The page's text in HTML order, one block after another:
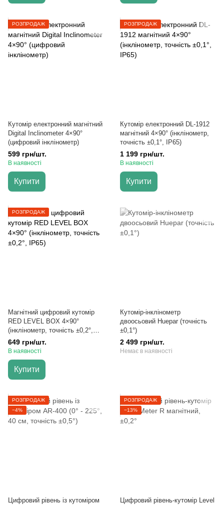
РОЗПРОДАЖ
Кутомір електронний магнітний
Digital Inclinometer 4×90°
(цифровий інклінометр)
599 грн/шт.
В наявності
Купити
РОЗПРОДАЖ
Кутомір електронний DL-1912
магнітний 4×90° (інклінометр,
точність ±0,1°, IP65)
1 199 грн/шт.
В наявності
Купити
РОЗПРОДАЖ
Магнітний цифровий кутомір
RED LEVEL BOX 4×90°
(інклінометр, точність ±0,2°,
IP65)
649 грн/шт.
В наявності
Купити
Кутомір-інклінометр
двоосьовий Huepar (точність
±0,1°)
2 499 грн/шт.
Немає в наявності
РОЗПРОДАЖ
−4%
Цифровий рівень із кутоміром
РОЗПРОДАЖ
−13%
Цифровий рівень-кутомір Level